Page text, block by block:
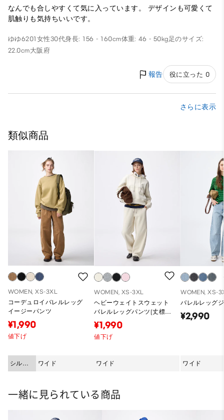
なんでも合しやすくて気に入っています。 デザインも可愛くて
肌触りも気持ちいいです。
ゆゆ6201 女性30代身長: 156 - 160cm体重: 46 - 50kg足のサイズ:
22.0cm大阪府
報告 役に立った 0
さらに表示
類似商品
WOMEN, XS-3XL
コーデュロイバレルレッグ
イージーパンツ
¥1,990
値下げ
シルエ
ット
ワイド
WOMEN, XS-3XL
ヘビーウェイトスウェット
バレルレッグパンツ(丈標準
68.5～72.5cm)
¥1,990
値下げ
ワイド
WOMEN, XS-
バレルレッグ
¥2,990
ワイド
一緒に見られている商品